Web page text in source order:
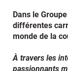
Dans le
différentes
monde de la
À travers les
passionnants